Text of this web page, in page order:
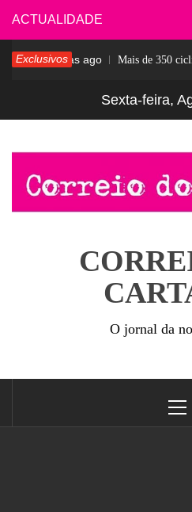
Skip
to
content
ACTUALIDADE
Exclusivos5 dias ago Mais de 350
Sexta-feira,
O jornal da